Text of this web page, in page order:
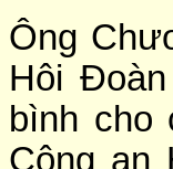
Ông
Hôi
bình cho
Công an